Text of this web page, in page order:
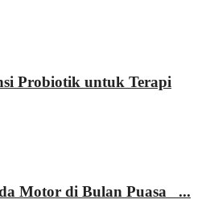
Probiotik untuk Terapi
Motor di Bulan Puasa ...